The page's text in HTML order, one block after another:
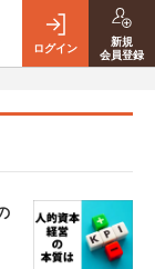
ログイン
新規
会員登録